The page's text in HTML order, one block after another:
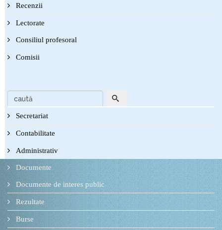
Recenzii
Lectorate
Consiliul profesoral
Comisii
Secretariat
Contabilitate
Administrativ
Documente
Documente de interes public
Rezultate
Burse